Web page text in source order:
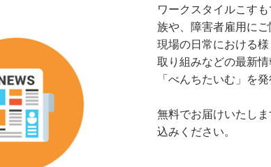
ワークスタイルこす
族や、障害者雇用にご
現場の日常における様
取り組みなどの最新
「べんちたいむ」を
無料でお届けいたし
込みください。